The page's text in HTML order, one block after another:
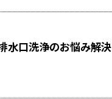
水口洗浄のお悩み解決